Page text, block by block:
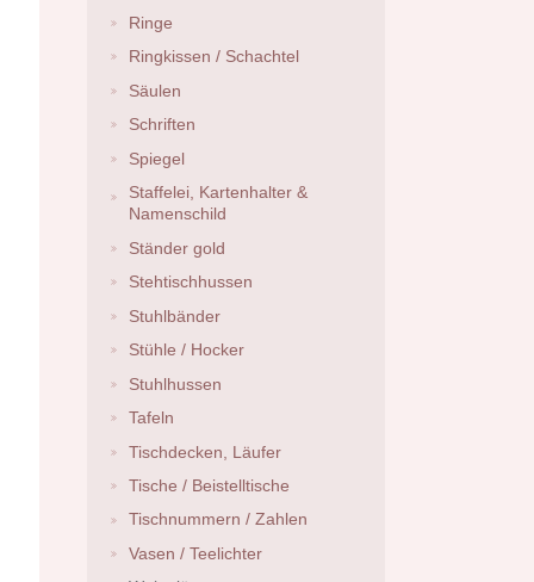
Ringe
Ringkissen / Schachtel
Säulen
Schriften
Spiegel
Staffelei, Kartenhalter &
Namenschild
Ständer gold
Stehtischhussen
Stuhlbänder
Stühle / Hocker
Stuhlhussen
Tafeln
Tischdecken, Läufer
Tische / Beistelltische
Tischnummern / Zahlen
Vasen / Teelichter